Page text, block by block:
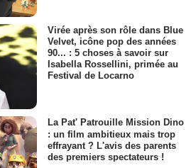
Virée après son rôle dans Blue
Velvet, icône pop des années
90... : 5 choses à savoir sur
Isabella Rossellini, primée au
Festival de Locarno
La Pat' Patrouille Mission Dino
: un film ambitieux mais trop
effrayant ? L'avis des parents
des premiers spectateurs !